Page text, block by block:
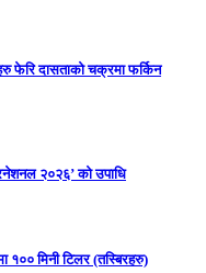
फेरि दासताको चक्रमा फर्किन
२०२६’ को उपाधि
१०० मिनी टिलर (तस्बिरहरु)